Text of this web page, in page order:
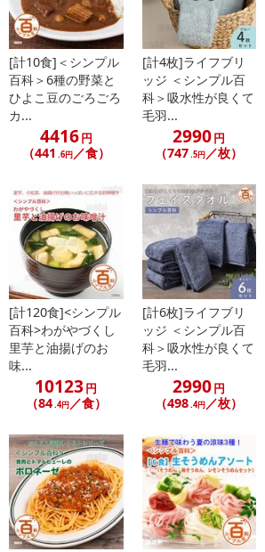
※発送予定日は前後する場合がございます。
日が異なります。
※dショッピングサンプル百貨店よりお届けす
だいた後のご感想をいただくことを目的とし
禁じます。
転売等、目的以外での利用が確認された場合
止させていただきます。
発送日カレンダー
休業日
■その他共通および商品カテゴリー別注意事
さい）
こちらの情報は2026-07-09
[計10食]＜シンプル
百科＞6種の野菜と
ひよこ豆のごろごろ
カ...
4416円
（441 .6円／食）
[計4枚]ライフブリ
ッジ ＜シンプル百
科＞吸水性が良くて
毛羽...
2990円
（747.5円／枚）
[計120食]<シンプル
百科>わがやづくし
里芋と油揚げのお
味...
10123円
（84.4円／食）
[計6枚]ライフブリ
ッジ ＜シンプル百
科＞吸水性が良くて
毛羽...
2990円
（498.4円／枚）